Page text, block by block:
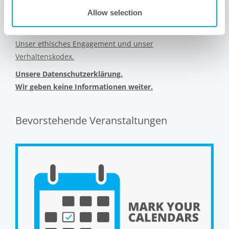
Allow selection
Finden Sie sich zurecht. Besuchen Sie unsere Site Map.
Fragen? Unsere Ingenieure haben eine Lösung.
Unser ethisches Engagement und unser
Verhaltenskodex.
Unsere Datenschutzerklärung.
Wir geben keine Informationen weiter.
Bevorstehende Veranstaltungen